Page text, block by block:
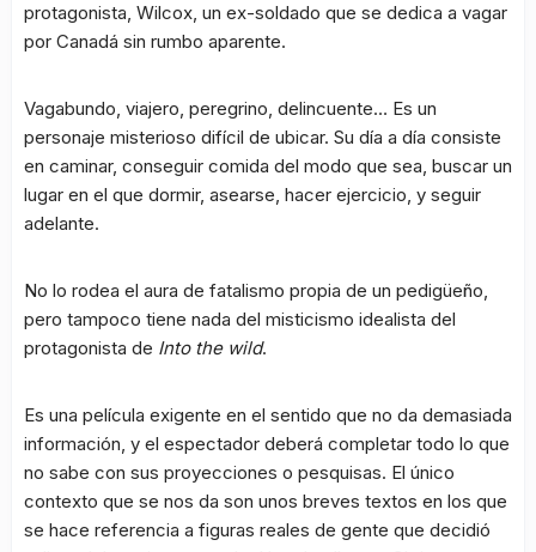
protagonista, Wilcox, un ex-soldado que se dedica a vagar
por Canadá sin rumbo aparente.
Vagabundo, viajero, peregrino, delincuente… Es un
personaje misterioso difícil de ubicar. Su día a día consiste
en caminar, conseguir comida del modo que sea, buscar un
lugar en el que dormir, asearse, hacer ejercicio, y seguir
adelante.
No lo rodea el aura de fatalismo propia de un pedigüeño,
pero tampoco tiene nada del misticismo idealista del
protagonista de Into the wild.
Es una película exigente en el sentido que no da demasiada
información, y el espectador deberá completar todo lo que
no sabe con sus proyecciones o pesquisas. El único
contexto que se nos da son unos breves textos en los que
se hace referencia a figuras reales de gente que decidió